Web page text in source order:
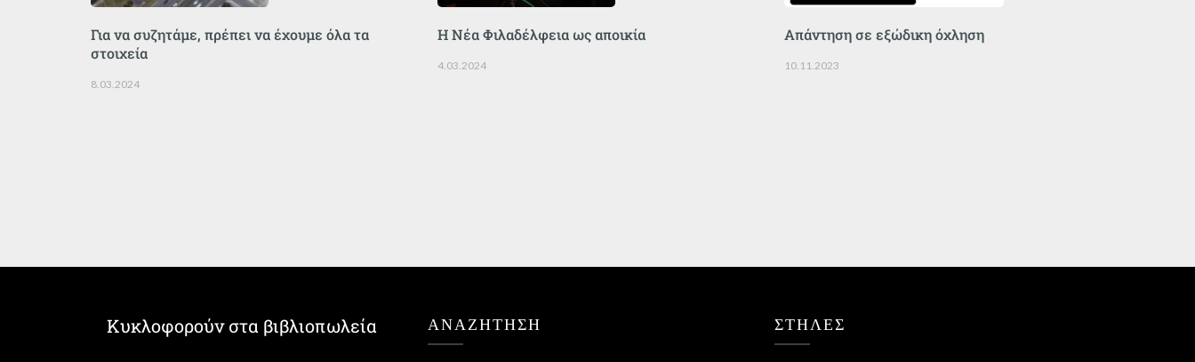
Για να συζητάμε, πρέπει να έχουμε όλα τα
στοιχεία
8.03.2024
Η Νέα Φιλαδέλφεια ως αποικία
4.03.2024
Απάντηση σε εξώδικη όχληση
10.11.2023
Κυκλοφορούν στα βιβλιοπωλεία ΑΝΑΖΉΤΗΣΗ ΣΤΗΛΕΣ